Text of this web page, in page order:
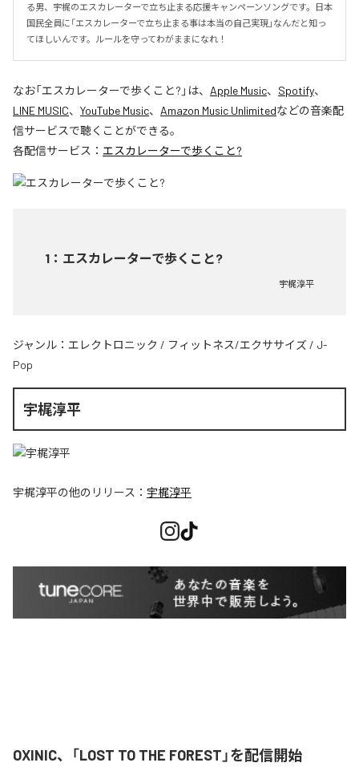
る男、宇梶のエスカレーターで立ち止まる応援キャンペーンソングです。日本
国民全員に「エスカレーターで立ち止まる事は本当の自己実現」なんだと知っ
てほしいんです。ルールを守ってわがままになれ！
なお「エスカレーターで歩くこと? 」は、 Apple Music、 Spotify、
LINE MUSIC、 YouTube Music、 Amazon Music Unlimitedなどの音楽配
信サービスで聴くことができる。
各配信サービス： エスカレーターで歩くこと?
1 ： エスカレーターで歩くこと?
宇梶淳平
ジャンル： エレクトロニック / フィットネス/エクササイズ / J-
Pop
宇梶淳平
宇梶淳平の他のリリース： 宇梶淳平
OXINIC、「LOST TO THE FOREST」を配信開始